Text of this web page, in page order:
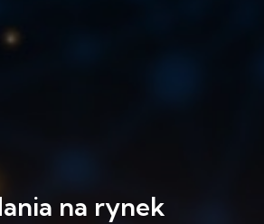
na rynek